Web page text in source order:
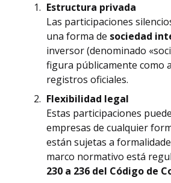
Estructura privada
Las participaciones
una forma de sociedad
inversor (denominado
figura públicamente como
registros oficiales.
Flexibilidad legal
Estas participaciones
empresas de cualquier
están sujetas a
marco normativo está
230 a 236 del Código de